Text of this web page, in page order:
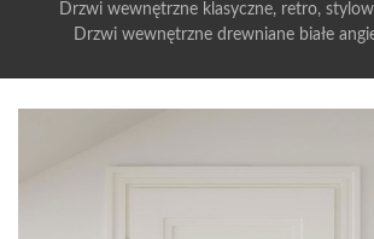
Drzwi wewnętrzne klasyczne, retro,
Drzwi wewnętrzne drewniane białe